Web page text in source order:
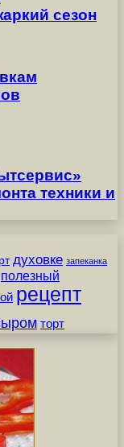
сезон
техники и
духовке запеканка
полезный
рецепт
торт